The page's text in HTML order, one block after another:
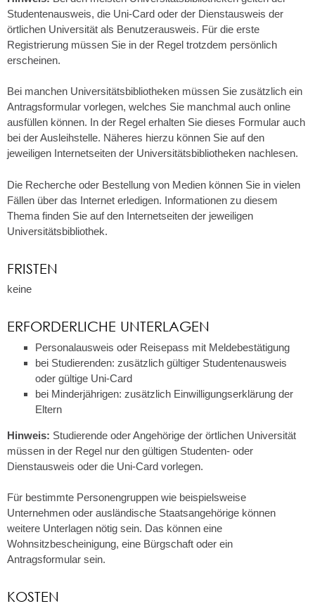
Studentenausweis, die Uni-Card oder der Dienstausweis der
örtlichen Universität als Benutzerausweis. Für die erste
Registrierung müssen Sie in der Regel trotzdem persönlich
erscheinen.
Bei manchen Universitätsbibliotheken müssen Sie zusätzlich ein
Antragsformular vorlegen, welches Sie manchmal auch online
ausfüllen können. In der Regel erhalten Sie dieses Formular auch
bei der Ausleihstelle. Näheres hierzu können Sie auf den
jeweiligen Internetseiten der Universitätsbibliotheken nachlesen.
Die Recherche oder Bestellung von Medien können Sie in vielen
Fällen über das Internet erledigen. Informationen zu diesem
Thema finden Sie auf den Internetseiten der jeweiligen
Universitätsbibliothek.
FRISTEN
keine
ERFORDERLICHE UNTERLAGEN
Personalausweis oder Reisepass mit Meldebestätigung
bei Studierenden: zusätzlich gültiger Studentenausweis
oder gültige Uni-Card
bei Minderjährigen: zusätzlich Einwilligungserklärung der
Eltern
Hinweis: Studierende oder Angehörige der örtlichen Universität
müssen in der Regel nur den gültigen Studenten- oder
Dienstausweis oder die Uni-Card vorlegen.
Für bestimmte Personengruppen wie beispielsweise
Unternehmen oder ausländische Staatsangehörige können
weitere Unterlagen nötig sein. Das können eine
Wohnsitzbescheinigung, eine Bürgschaft oder ein
Antragsformular sein.
KOSTEN